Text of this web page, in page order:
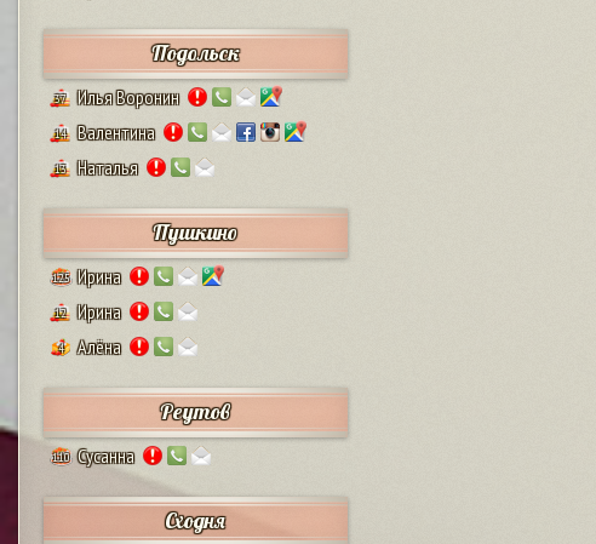
Подольск
37 Илья Воронин
14 Валентина
13 Наталья
Пушкино
125 Ирина
12 Ирина
4 Алёна
Реутов
110 Сусанна
Сходня